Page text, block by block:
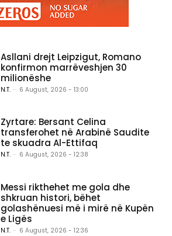
Asllani drejt Leipzigut, Romano
konfirmon marrëveshjen 30
milionëshe
N.T. - 6 August, 2026 - 13:00
Zyrtare: Bersant Celina
transferohet në Arabinë Saudite
te skuadra Al-Ettifaq
N.T. - 6 August, 2026 - 12:38
Messi rikthehet me gola dhe
shkruan histori, bëhet
golashënuesi më i mirë në Kupën
e Ligës
N.T. - 6 August, 2026 - 12:36